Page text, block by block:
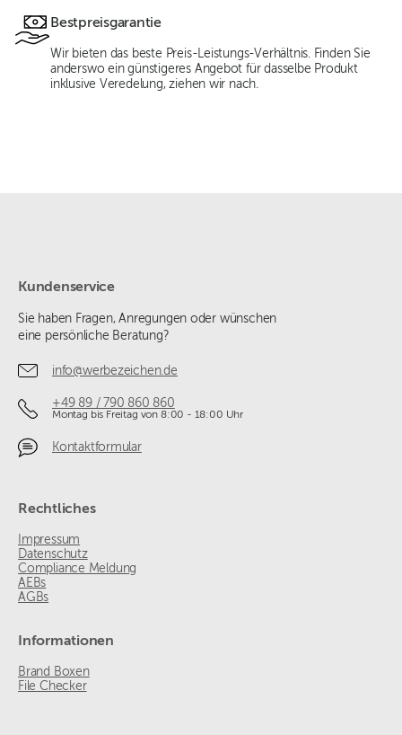
Bestpreisgarantie
Wir bieten das beste Preis-Leistungs-Verhältnis. Finden Sie
anderswo ein günstigeres Angebot für dasselbe Produkt
inklusive Veredelung, ziehen wir nach.
Kundenservice
Sie haben Fragen, Anregungen oder wünschen
eine persönliche Beratung?
info@werbezeichen.de
+49 89 / 790 860 860
Montag bis Freitag von 8:00 - 18:00 Uhr
Kontaktformular
Rechtliches
Impressum
Datenschutz
Compliance Meldung
AEBs
AGBs
Informationen
Brand Boxen
File Checker